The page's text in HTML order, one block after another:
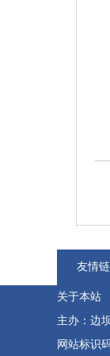
友情链
关于本站
主办：边
网站标识